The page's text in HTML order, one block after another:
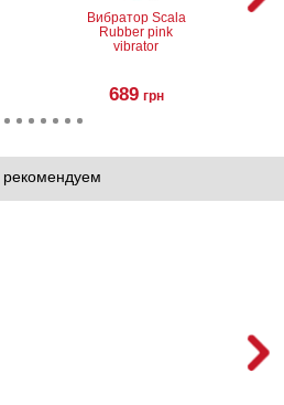
Вибратор Scala
Rubber pink
vibrator
689 грн